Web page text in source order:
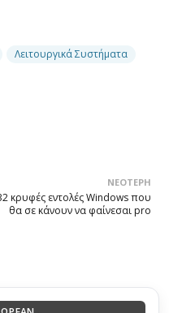
Λειτουργικά Συστήματα
ΝΕΌΤΕΡΗ
κρυφές εντολές Windows που
θα σε κάνουν να φαίνεσαι pro